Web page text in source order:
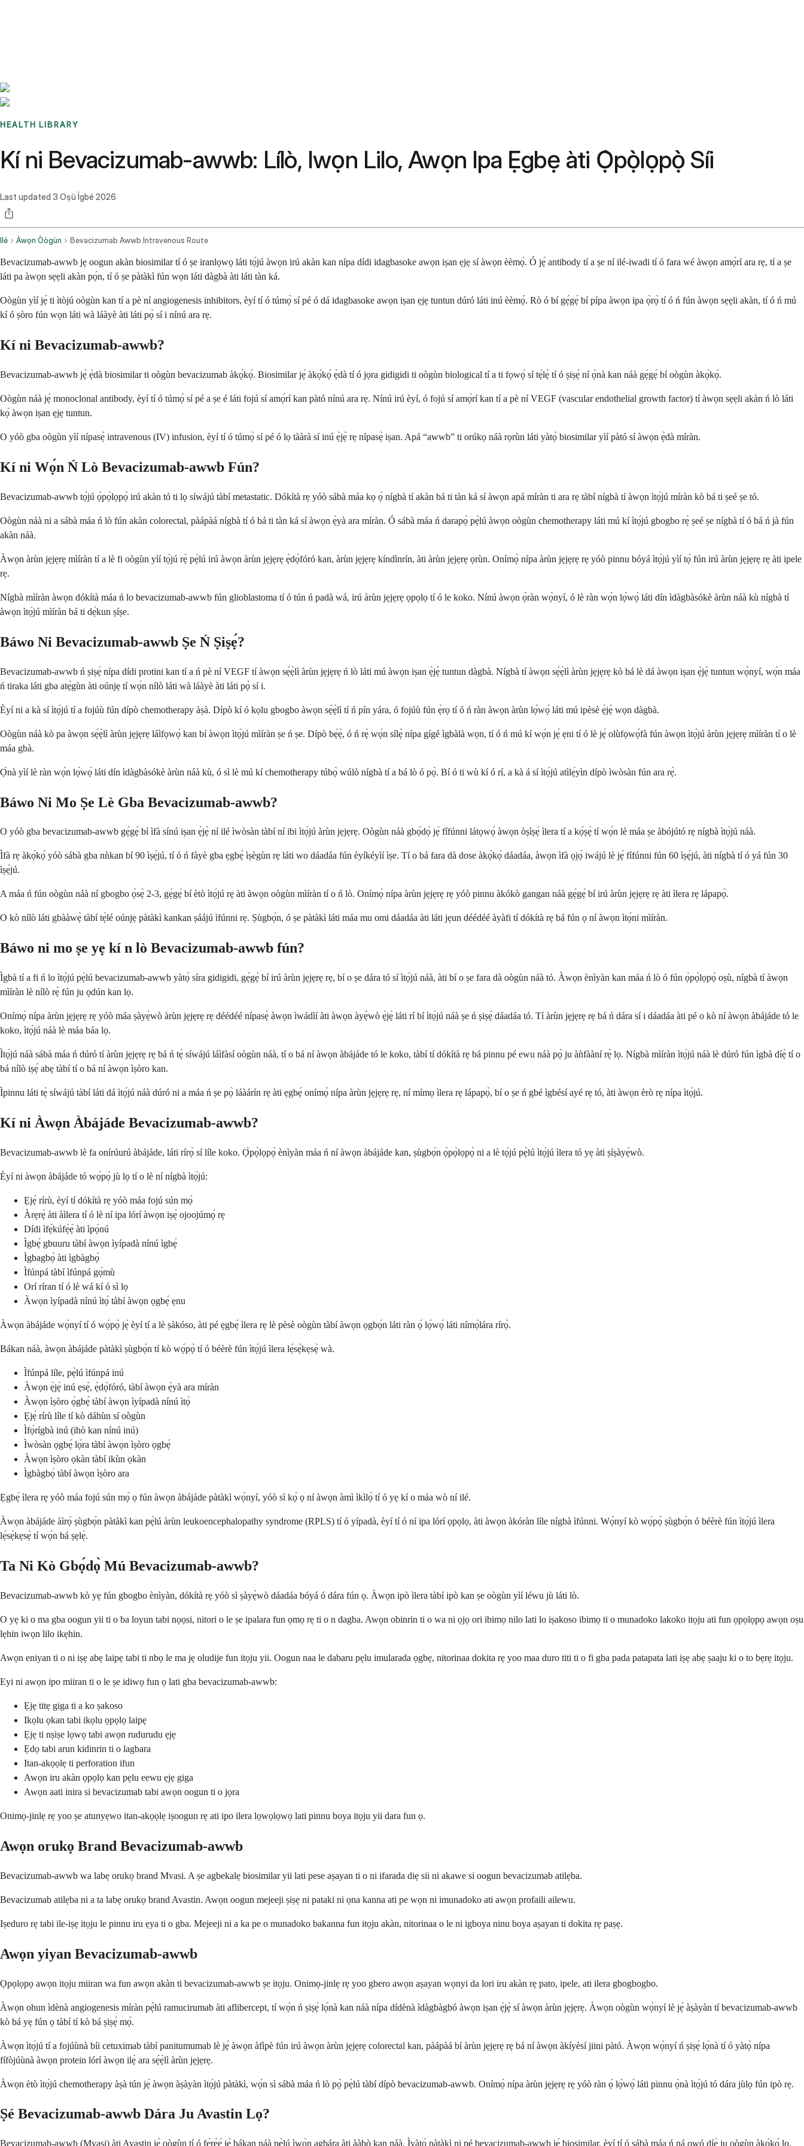
HEALTH LIBRARY
Kí ni Bevacizumab-awwb: Lílò, Iwọn Lilo, Awọn Ipa Ẹgbẹ àti Ọ̀pọ̀lọpọ̀ Síi
Last updated 3 Oṣù Ìgbé 2026
Ilé Àwọn Òògùn Bevacizumab Awwb Intravenous Route
Bevacizumab-awwb jẹ oogun akàn biosimilar tí ó ṣe iranlọwọ láti tọ́jú àwọn irú akàn kan nípa dídi idagbasoke awọn iṣan ẹjẹ sí àwọn èèmọ́. Ó jẹ́ antibody tí a ṣe ní ilé-iwadi tí ó fara wé àwọn amọ́rí ara rẹ, tí a ṣe
láti pa àwọn sẹẹli akàn pọ́n, tí ó ṣe pàtàkì fún wọn láti dàgbà àti láti tàn ká.
Oògùn yìí jẹ́ ti ìtòjú oògùn kan tí a pè ní angiogenesis inhibitors, èyí tí ó túmọ̀ sí pé ó dá idagbasoke awọn iṣan ẹjẹ tuntun dúró láti inú èèmọ́. Rò ó bí gẹ́gẹ́ bí pípa àwọn ipa ọ̀rọ̀ tí ó ń fún àwọn sẹẹli akàn, tí ó ń mú
kí ó ṣòro fún wọn láti wà láàyè àti láti pọ̀ sí i nínú ara rẹ.
Kí ni Bevacizumab-awwb?
Bevacizumab-awwb jẹ́ ẹ̀dà biosimilar ti oògùn bevacizumab àkọ́kọ́. Biosimilar jẹ́ àkọ́kọ́ ẹ̀dà tí ó jọra gidigidi ti oògùn biological tí a ti fọwọ́ sí tẹ́lẹ̀ tí ó ṣiṣẹ́ ní ọ̀nà kan náà gẹ́gẹ́ bí oògùn àkọ́kọ́.
Oògùn náà jẹ́ monoclonal antibody, èyí tí ó túmọ̀ sí pé a ṣe é láti fojú sí amọ́rí kan pàtó nínú ara rẹ. Nínú irú èyí, ó fojú sí amọ́rí kan tí a pè ní VEGF (vascular endothelial growth factor) tí àwọn sẹẹli akàn ń lò láti
kọ́ àwọn iṣan ẹjẹ tuntun.
O yóò gba oògùn yìí nípasẹ̀ intravenous (IV) infusion, èyí tí ó túmọ̀ sí pé ó lọ tààrà sí inú ẹ̀jẹ̀ rẹ nípasẹ̀ iṣan. Apá “awwb” ti orúkọ náà rọrùn láti yàtọ̀ biosimilar yìí pàtó sí àwọn ẹ̀dà míràn.
Kí ni Wọ́n Ń Lò Bevacizumab-awwb Fún?
Bevacizumab-awwb tọ́jú ọ̀pọ̀lọpọ̀ irú akàn tó ti lọ síwájú tàbí metastatic. Dókítà rẹ yóò sábà máa kọ ọ́ nígbà tí akàn bá ti tàn ká sí àwọn apá míràn ti ara rẹ tàbí nígbà tí àwọn ìtọ́jú míràn kò bá ti ṣeé ṣe tó.
Oògùn náà ni a sábà máa ń lò fún akàn colorectal, pàápàá nígbà tí ó bá ti tàn ká sí àwọn ẹ̀yà ara míràn. Ó sábà máa ń darapọ̀ pẹ̀lú àwọn oògùn chemotherapy láti mú kí ìtọ́jú gbogbo rẹ̀ ṣeé ṣe nígbà tí ó bá ń jà fún
akàn náà.
Àwọn àrùn jẹjẹrẹ mìíràn tí a lè fi oògùn yìí tọ́jú rẹ̀ pẹ̀lú irú àwọn àrùn jẹjẹrẹ ẹ̀dọ̀fóró kan, àrùn jẹjẹrẹ kíndìnrín, àti àrùn jẹjẹrẹ ọrùn. Onímọ̀ nípa àrùn jẹjẹrẹ rẹ yóò pinnu bóyá ìtọ́jú yìí tọ́ fún irú àrùn jẹjẹrẹ rẹ àti ipele
rẹ.
Nígbà mìíràn àwọn dókítà máa ń lo bevacizumab-awwb fún glioblastoma tí ó tún ń padà wá, irú àrùn jẹjẹrẹ ọpọlọ tí ó le koko. Nínú àwọn ọ̀ràn wọ̀nyí, ó lè ràn wọ́n lọ́wọ́ láti dín ìdàgbàsókè àrùn náà kù nígbà tí
àwọn ìtọ́jú mìíràn bá ti dẹ́kun ṣíṣe.
Báwo Ni Bevacizumab-awwb Ṣe Ń Ṣiṣẹ́?
Bevacizumab-awwb ń ṣiṣẹ́ nípa dídi protini kan tí a ń pè ní VEGF tí àwọn sẹ́ẹ̀lì àrùn jẹjẹrẹ ń lò láti mú àwọn iṣan ẹ̀jẹ̀ tuntun dàgbà. Nígbà tí àwọn sẹ́ẹ̀lì àrùn jẹjẹrẹ kò bá lè dá àwọn iṣan ẹ̀jẹ̀ tuntun wọ̀nyí, wọ́n máa
ń tiraka láti gba atẹ́gùn àti oúnjẹ tí wọ́n nílò láti wà láàyè àti láti pọ̀ sí i.
Èyí ni a kà sí ìtọ́jú tí a fojúù fún dípò chemotherapy àṣà. Dípò kí ó kọlu gbogbo àwọn sẹ́ẹ̀lì tí ń pín yára, ó fojúù fún ẹ̀rọ tí ó ń ràn àwọn àrùn lọ́wọ́ láti mú ipèsè ẹ̀jẹ̀ wọn dàgbà.
Oògùn náà kò pa àwọn sẹ́ẹ̀lì àrùn jẹjẹrẹ láìfọwọ́ kan bí àwọn ìtọ́jú mìíràn ṣe ń ṣe. Dípò bẹ́ẹ̀, ó ń rẹ̀ wọ́n sílẹ̀ nípa gígé ìgbàlà wọn, tí ó ń mú kí wọ́n jẹ́ ẹni tí ó lè jẹ́ olùfọwọ́fà fún àwọn ìtọ́jú àrùn jẹjẹrẹ mìíràn tí o lè
máa gbà.
Ọ̀nà yìí lè ràn wọ́n lọ́wọ́ láti dín ìdàgbàsókè àrùn náà kù, ó sì lè mú kí chemotherapy túbọ̀ wúlò nígbà tí a bá lò ó pọ̀. Bí ó ti wù kí ó rí, a kà á sí ìtọ́jú atìlẹ́yìn dípò ìwòsàn fún ara rẹ̀.
Báwo Ni Mo Ṣe Lè Gba Bevacizumab-awwb?
O yóò gba bevacizumab-awwb gẹ́gẹ́ bí ìfà sínú iṣan ẹ̀jẹ̀ ní ilé ìwòsàn tàbí ní ibi ìtọ́jú àrùn jẹjẹrẹ. Oògùn náà gbọ́dọ̀ jẹ́ fífúnni látọwọ́ àwọn òṣìṣẹ́ ìlera tí a kọ́ṣẹ́ tí wọ́n lè máa ṣe àbójútó rẹ nígbà ìtọ́jú náà.
Ìfà rẹ àkọ́kọ́ yóò sábà gba nǹkan bí 90 ìṣẹ́jú, tí ó ń fàyè gba ẹgbẹ́ ìṣègùn rẹ láti wo dáadáa fún èyíkéyìí ìṣe. Tí o bá fara dà dose àkọ́kọ́ dáadáa, àwọn ìfà ọjọ́ iwájú lè jẹ́ fífúnni fún 60 ìṣẹ́jú, àti nígbà tí ó yá fún 30
ìṣẹ́jú.
A máa ń fún oògùn náà ní gbogbo ọ̀sẹ̀ 2-3, gẹ́gẹ́ bí ètò ìtọ́jú rẹ àti àwọn oògùn mìíràn tí o ń lò. Onímọ̀ nípa àrùn jẹjẹrẹ rẹ yóò pinnu àkókò gangan náà gẹ́gẹ́ bí irú àrùn jẹjẹrẹ rẹ àti ìlera rẹ lápapọ̀.
O kò nílò láti gbààwẹ̀ tàbí tẹ̀lé oúnjẹ pàtàkì kankan ṣáájú ìfúnni rẹ. Ṣùgbọ́n, ó ṣe pàtàkì láti máa mu omi dáadáa àti láti jẹun déédéé àyàfi tí dókítà rẹ bá fún ọ ní àwọn ìtọ́ni mìíràn.
Báwo ni mo ṣe yẹ kí n lò Bevacizumab-awwb fún?
Ìgbà tí a fi ń lo ìtọ́jú pẹ̀lú bevacizumab-awwb yàtọ̀ síra gidigidi, gẹ́gẹ́ bí irú àrùn jẹjẹrẹ rẹ, bí o ṣe dára tó sí ìtọ́jú náà, àti bí o ṣe fara dà oògùn náà tó. Àwọn ènìyàn kan máa ń lò ó fún ọ̀pọ̀lọpọ̀ oṣù, nígbà tí àwọn
mìíràn lè nílò rẹ̀ fún ju ọdún kan lọ.
Onímọ̀ nípa àrùn jẹjẹrẹ rẹ yóò máa ṣàyẹ̀wò àrùn jẹjẹrẹ rẹ déédéé nípasẹ̀ àwọn ìwádìí àti àwọn àyẹ̀wò ẹ̀jẹ̀ láti rí bí ìtọ́jú náà ṣe ń ṣiṣẹ́ dáadáa tó. Tí àrùn jẹjẹrẹ rẹ bá ń dára sí i dáadáa àti pé o kò ní àwọn àbájáde tó le
koko, ìtọ́jú náà lè máa báa lọ.
Ìtọ́jú náà sábà máa ń dúró tí àrùn jẹjẹrẹ rẹ bá ń tẹ̀ síwájú láìfàsí oògùn náà, tí o bá ní àwọn àbájáde tó le koko, tàbí tí dókítà rẹ bá pinnu pé ewu náà pọ̀ ju àǹfààní rẹ̀ lọ. Nígbà mìíràn ìtọ́jú náà lè dúró fún ìgbà díẹ̀ tí o
bá nílò iṣẹ́ abẹ tàbí tí o bá ní àwọn ìṣòro kan.
Ìpinnu láti tẹ̀ síwájú tàbí láti dá ìtọ́jú náà dúró ni a máa ń ṣe pọ̀ láàárín rẹ àti ẹgbẹ́ onímọ̀ nípa àrùn jẹjẹrẹ rẹ, ní mímọ ìlera rẹ lápapọ̀, bí o ṣe ń gbé ìgbésí ayé rẹ tó, àti àwọn èrò rẹ nípa ìtọ́jú.
Kí ni Àwọn Àbájáde Bevacizumab-awwb?
Bevacizumab-awwb lè fa onírúurú àbájáde, láti rírọ̀ sí líle koko. Ọ̀pọ̀lọpọ̀ ènìyàn máa ń ní àwọn àbájáde kan, ṣùgbọ́n ọ̀pọ̀lọpọ̀ ni a lè tọ́jú pẹ̀lú ìtọ́jú ìlera tó yẹ àti ṣíṣàyẹ̀wò.
Èyí ni àwọn àbájáde tó wọ́pọ̀ jù lọ tí o lè ní nígbà ìtọ́jú:
Ẹjẹ́ rírù, èyí tí dókítà rẹ yóò máa fojú sún mọ́
Àrẹrẹ̀ àti àìlera tí ó lè ní ipa lórí àwọn iṣẹ́ ojoojúmọ́ rẹ
Dídi ìfẹ́kúfẹ̀ẹ́ àti ìpọ́nú
Ìgbẹ́ gbuuru tàbí àwọn ìyípadà nínú ìgbẹ́
Ìgbagbọ̀ àti ìgbàgbọ̀
Ìfúnpá tàbí ìfúnpá gọ́mù
Orí ríran tí ó lè wá kí ó sì lọ
Àwọn ìyípadà nínú ìtọ́ tàbí àwọn ọgbẹ́ ẹnu
Àwọn àbájáde wọ̀nyí tí ó wọ́pọ̀ jẹ́ èyí tí a lè ṣàkóso, àti pé ẹgbẹ́ ìlera rẹ lè pèsè oògùn tàbí àwọn ọgbọ́n láti ràn ọ́ lọ́wọ́ láti nímọ̀lára rírọ̀.
Bákan náà, àwọn àbájáde pàtàkì ṣùgbọ́n tí kò wọ́pọ̀ tí ó béèrè fún ìtọ́jú ìlera lẹ́sẹ̀kẹsẹ̀ wà.
Ìfúnpá líle, pẹ̀lú ìfúnpá inú
Àwọn ẹ̀jẹ̀ inú ẹsẹ̀, ẹ̀dọ̀fóró, tàbí àwọn ẹ̀yà ara míràn
Àwọn ìṣòro ọ̀gbẹ́ tàbí àwọn ìyípadà nínú ìtọ̀
Ẹjẹ́ rírù líle tí kò dáhùn sí oògùn
Ìfọ́rígbà inú (ihò kan nínú inú)
Ìwòsàn ọgbẹ́ lọ́ra tàbí àwọn ìṣòro ọgbẹ́
Àwọn ìṣòro ọkàn tàbí ikùn ọkàn
Ìgbàgbọ̀ tàbí àwọn ìṣòro ara
Ẹgbẹ́ ìlera rẹ yóò máa fojú sún mọ́ ọ fún àwọn àbájáde pàtàkì wọ̀nyí, yóò sì kọ́ ọ ní àwọn àmì ìkìlọ̀ tí ó yẹ kí o máa wò ní ilé.
Àwọn àbájáde àìrọ̀ ṣùgbọ́n pàtàkì kan pẹ̀lú àrùn leukoencephalopathy syndrome (RPLS) tí ó yípadà, èyí tí ó ní ipa lórí ọpọlọ, àti àwọn àkóràn líle nígbà ìfúnni. Wọ̀nyí kò wọ́pọ̀ ṣùgbọ́n ó béèrè fún ìtọ́jú ìlera
lẹ́sẹ̀kẹsẹ̀ tí wọ́n bá ṣẹlẹ̀.
Ta Ni Kò Gbọ́dọ̀ Mú Bevacizumab-awwb?
Bevacizumab-awwb kò yẹ fún gbogbo ènìyàn, dókítà rẹ yóò sì ṣàyẹ̀wò dáadáa bóyá ó dára fún ọ. Àwọn ipò ìlera tàbí ipò kan ṣe oògùn yìí léwu jù láti lò.
O yẹ ki o ma gba oogun yii ti o ba loyun tabi nọọsi, nitori o le ṣe ipalara fun ọmọ rẹ ti o n dagba. Awọn obinrin ti o wa ni ọjọ ori ibimọ nilo lati lo iṣakoso ibimọ ti o munadoko lakoko itọju ati fun ọpọlọpọ awọn oṣu
lẹhin iwọn lilo ikẹhin.
Awọn eniyan ti o ni iṣẹ abẹ laipẹ tabi ti nbọ le ma jẹ oludije fun itọju yii. Oogun naa le dabaru pẹlu imularada ọgbẹ, nitorinaa dokita rẹ yoo maa duro titi ti o fi gba pada patapata lati iṣẹ abẹ ṣaaju ki o to bẹrẹ itọju.
Eyi ni awọn ipo miiran ti o le ṣe idiwọ fun ọ lati gba bevacizumab-awwb:
Ẹjẹ titẹ giga ti a ko ṣakoso
Ikọlu ọkan tabi ikọlu ọpọlọ laipẹ
Ẹjẹ ti nṣiṣe lọwọ tabi awọn rudurudu ẹjẹ
Ẹdọ tabi arun kidinrin ti o lagbara
Itan-akọọlẹ ti perforation ifun
Awọn iru akàn ọpọlọ kan pẹlu eewu ẹjẹ giga
Awọn aati inira si bevacizumab tabi awọn oogun ti o jọra
Onimọ-jinlẹ rẹ yoo ṣe atunyẹwo itan-akọọlẹ iṣoogun rẹ ati ipo ilera lọwọlọwọ lati pinnu boya itọju yii dara fun ọ.
Awọn orukọ Brand Bevacizumab-awwb
Bevacizumab-awwb wa labẹ orukọ brand Mvasi. A ṣe agbekalẹ biosimilar yii lati pese aṣayan ti o ni ifarada diẹ sii ni akawe si oogun bevacizumab atilẹba.
Bevacizumab atilẹba ni a ta labẹ orukọ brand Avastin. Awọn oogun mejeeji ṣiṣẹ ni pataki ni ọna kanna ati pe wọn ni imunadoko ati awọn profaili ailewu.
Iṣeduro rẹ tabi ile-iṣẹ itọju le pinnu iru ẹya ti o gba. Mejeeji ni a ka pe o munadoko bakanna fun itọju akàn, nitorinaa o le ni igboya ninu boya aṣayan ti dokita rẹ paṣẹ.
Awọn yiyan Bevacizumab-awwb
Ọpọlọpọ awọn itọju miiran wa fun awọn akàn ti bevacizumab-awwb ṣe itọju. Onimọ-jinlẹ rẹ yoo gbero awọn aṣayan wọnyi da lori iru akàn rẹ pato, ipele, ati ilera gbogbogbo.
Àwọn ohun ìdènà angiogenesis míràn pẹ̀lú ramucirumab àti aflibercept, tí wọ́n ń ṣiṣẹ́ lọ́nà kan náà nípa dídènà ìdàgbàgbó àwọn iṣan ẹ̀jẹ̀ sí àwọn àrùn jẹjẹrẹ. Àwọn oògùn wọ̀nyí lè jẹ́ àṣàyàn tí bevacizumab-awwb
kò bá yẹ fún ọ tàbí tí kò bá ṣiṣẹ́ mọ́.
Àwọn ìtọ́jú tí a fojúùnà bíi cetuximab tàbí panitumumab lè jẹ́ àwọn àfìpè fún irú àwọn àrùn jẹjẹrẹ colorectal kan, pàápàá bí àrùn jẹjẹrẹ rẹ bá ní àwọn àkíyèsí jiini pàtó. Àwọn wọ̀nyí ń ṣiṣẹ́ lọ́nà tí ó yàtọ̀ nípa
fífòjúùnà àwọn protein lórí àwọn ilẹ̀ ara sẹ́ẹ̀lì àrùn jẹjẹrẹ.
Àwọn ètò ìtọ́jú chemotherapy àṣà tún jẹ́ àwọn àṣàyàn ìtọ́jú pàtàkì, wọ́n sì sábà máa ń lò pọ̀ pẹ̀lú tàbí dípò bevacizumab-awwb. Onímọ̀ nípa àrùn jẹjẹrẹ rẹ yóò ràn ọ́ lọ́wọ́ láti pinnu ọ̀nà ìtọ́jú tó dára jùlọ fún ipò rẹ.
Ṣé Bevacizumab-awwb Dára Ju Avastin Lọ?
Bevacizumab-awwb (Mvasi) àti Avastin jẹ́ oògùn tí ó fẹ́rẹ̀ẹ́ jẹ́ bákan náà pẹ̀lú ìwọ̀n agbára àti ààbò kan náà. Ìyàtọ̀ pàtàkì ni pé bevacizumab-awwb jẹ́ biosimilar, èyí tí ó sábà máa ń ná owó díẹ̀ ju oògùn àkọ́kọ́ lọ.